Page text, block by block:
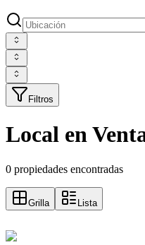
Filtros
Local en
0 propiedades encontradas
Grilla Lista